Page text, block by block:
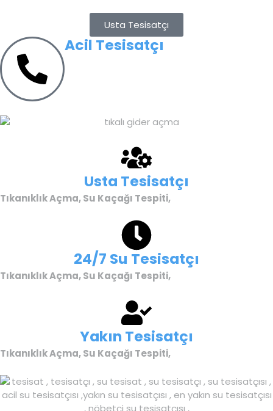
Usta Tesisatçı
Acil Tesisatçı
Usta Tesisatçı
Tıkanıklık Açma, Su Kaçağı Tespiti,
24/7 Su Tesisatçı
Tıkanıklık Açma, Su Kaçağı Tespiti,
Yakın Tesisatçı
Tıkanıklık Açma, Su Kaçağı Tespiti,